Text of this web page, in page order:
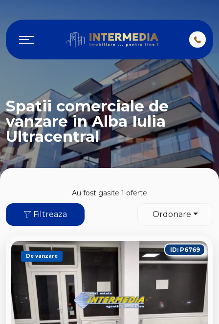
Spatii comerciale de
vanzare in Alba Iulia
Ultracentral
Au fost gasite 1 oferte
Ordonare
Filtreaza
De vanzare
ID: P6769